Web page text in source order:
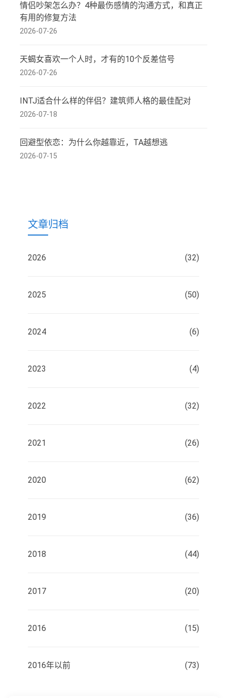
情侣吵架怎么办？4种最伤感情的沟通方式，和真正
有用的修复方法
2026-07-26
天蝎女喜欢一个人时，才有的10个反差信号
2026-07-26
INTJ适合什么样的伴侣？建筑师人格的最佳配对
2026-07-18
回避型依恋：为什么你越靠近，TA越想逃
2026-07-15
文章归档
2026 (32)
2025 (50)
2024 (6)
2023 (4)
2022 (32)
2021 (26)
2020 (62)
2019 (36)
2018 (44)
2017 (20)
2016 (15)
2016年以前 (73)